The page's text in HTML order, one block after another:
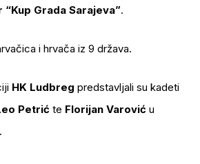
Grada Sarajeva”.
i hrvača iz 9 država.
HK Ludbreg predstavljali su kadeti
Petrić te Florijan Varović u